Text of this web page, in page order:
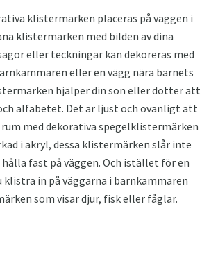
klistermärken placeras på väggen i
klistermärken med bilden av dina
eller teckningar kan dekoreras med
eller en vägg nära barnets
hjälper din son eller dotter att
alfabetet. Det är ljust och ovanligt att
med dekorativa spegelklistermärken
i akryl, dessa klistermärken slår inte
fast på väggen. Och istället för en
in på väggarna i barnkammaren
som visar djur, fisk eller fåglar.